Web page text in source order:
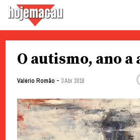
O autismo, ano a
Valério Romão - 3 Abr 2018